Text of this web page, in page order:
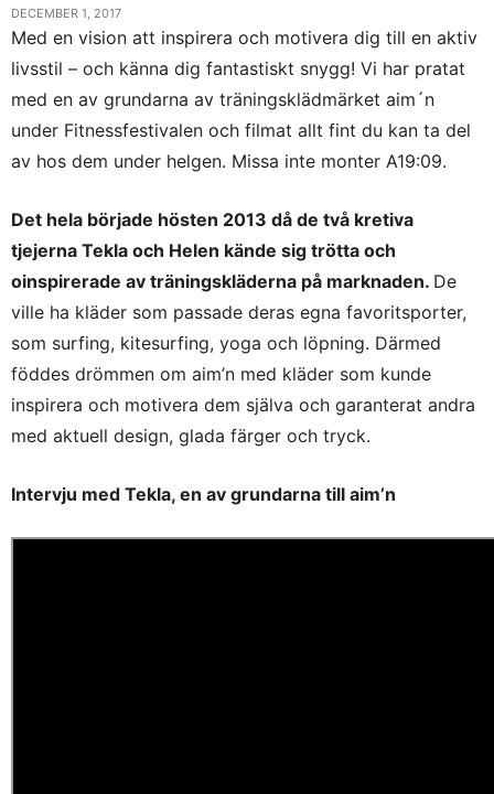
DECEMBER 1, 2017
Med en vision att inspirera och motivera dig till en aktiv
livsstil – och känna dig fantastiskt snygg! Vi har pratat
med en av grundarna av träningsklädmärket aim´n
under Fitnessfestivalen och filmat allt fint du kan ta del
av hos dem under helgen. Missa inte monter A19:09.
Det hela började hösten 2013 då de två kretiva
tjejerna Tekla och Helen kände sig trötta och
oinspirerade av träningskläderna på marknaden. De
ville ha kläder som passade deras egna favoritsporter,
som surfing, kitesurfing, yoga och löpning. Därmed
föddes drömmen om aim’n med kläder som kunde
inspirera och motivera dem själva och garanterat andra
med aktuell design, glada färger och tryck.
Intervju med Tekla, en av grundarna till aim’n